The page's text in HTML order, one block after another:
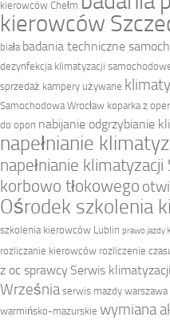
kierowców Chełm
kierowców
biała badania techniczne
dezynfekcja klimatyzacji
sprzedaż kampery używane
Samochodowa Wrocław koparka z
do opon nabijanie odgrzybianie
napełnianie
napełnianie klimatyzacji
korbowo tłokowego
Ośrodek szkolenia
szkolenia kierowców Lublin prawo jazdy
rozliczanie kierowców rozliczenie
z oc sprawcy Serwis
Wrześniaserwis mazdy warszawa
warmińsko-mazurskie wymiana